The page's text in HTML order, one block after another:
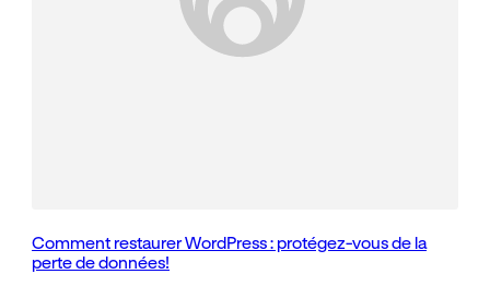
Comment restaurer WordPress : protégez-vous de la
perte de données!